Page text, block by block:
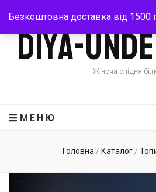
Безкоштовна доставка від 1500
Diya- Жіноча спідня
МЕНЮ
Головна / Каталог /